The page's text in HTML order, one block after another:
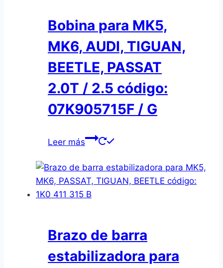
Bobina para MK5,
MK6, AUDI, TIGUAN,
BEETLE, PASSAT
2.0T / 2.5 código:
07K905715F / G
Leer más
Brazo de barra
estabilizadora para